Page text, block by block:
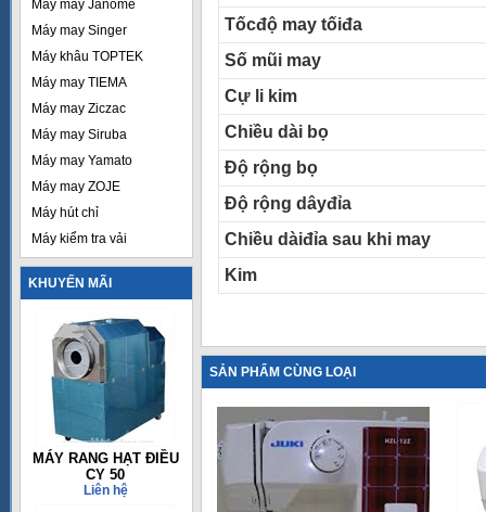
Máy may Janome
Máy may Singer
Máy khâu TOPTEK
Máy may TIEMA
Máy may Ziczac
Máy may Siruba
Máy may Yamato
Máy may ZOJE
Máy hút chỉ
Máy kiểm tra vải
KHUYẾN MÃI
MÁY RANG HẠT ĐIỀU
CY 50
Liên hệ
Tốcđộ may tốiđa
Số mũi may
Cự li kim
Chiều dài bọ
Độ rộng bọ
Độ rộng dâyđỉa
Chiều dàiđỉa sau khi may
Kim
SẢN PHẨM CÙNG LOẠI